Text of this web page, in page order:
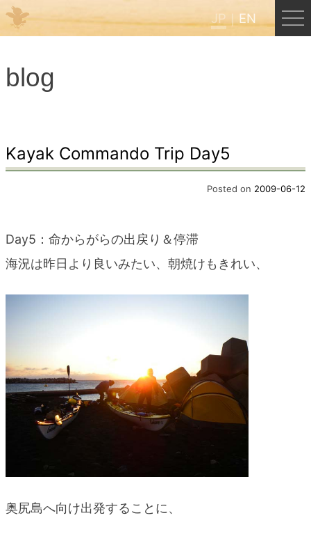
JP EN
HOME
くまのバックパッカーズ
blog
Kayak Commando Trip Day5
Posted on 2009-06-12
Day5：命からがらの出戻り＆停滞
海況は昨日より良いみたい、朝焼けもきれい、
奥尻島へ向け出発することに、